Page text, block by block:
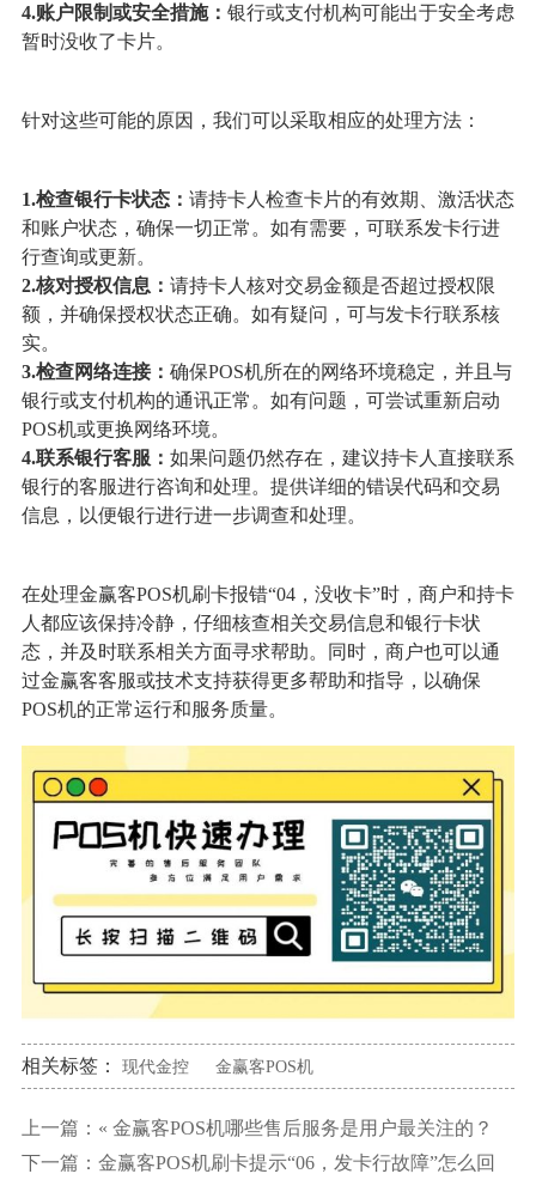
4.账户限制或安全措施： 银行或支付机构可能出于安全考虑
暂时没收了卡片。
针对这些可能的原因，我们可以采取相应的处理方法：
1.检查银行卡状态： 请持卡人检查卡片的有效期、激活状态
和账户状态，确保一切正常。如有需要，可联系发卡行进
行查询或更新。
2.核对授权信息： 请持卡人核对交易金额是否超过授权限
额，并确保授权状态正确。如有疑问，可与发卡行联系核
实。
3.检查网络连接： 确保POS机所在的网络环境稳定，并且与
银行或支付机构的通讯正常。如有问题，可尝试重新启动
POS机或更换网络环境。
4.联系银行客服： 如果问题仍然存在，建议持卡人直接联系
银行的客服进行咨询和处理。提供详细的错误代码和交易
信息，以便银行进行进一步调查和处理。
在处理金赢客POS机刷卡报错“04，没收卡”时，商户和持卡
人都应该保持冷静，仔细核查相关交易信息和银行卡状
态，并及时联系相关方面寻求帮助。同时，商户也可以通
过金赢客客服或技术支持获得更多帮助和指导，以确保
POS机的正常运行和服务质量。
相关标签： 现代金控 金赢客POS机
上一篇：« 金赢客POS机哪些售后服务是用户最关注的？
下一篇： 金赢客POS机刷卡提示“06，发卡行故障”怎么回